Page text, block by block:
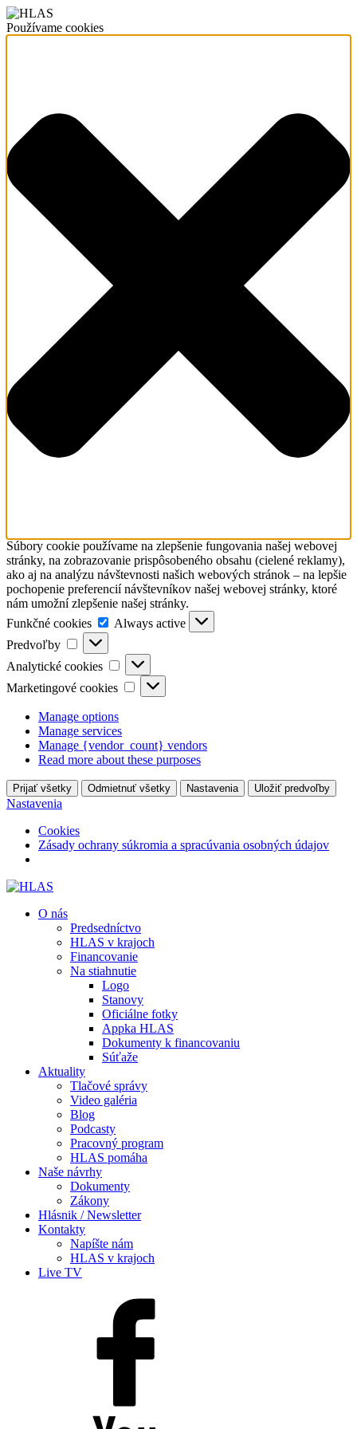
Používame cookies
Súbory cookie používame na zlepšenie fungovania našej webovej
stránky, na zobrazovanie prispôsobeného obsahu (cielené reklamy),
ako aj na analýzu návštevnosti našich webových stránok – na lepšie
pochopenie preferencií návštevníkov našej webovej stránky, ktoré
nám umožní zlepšenie našej stránky.
Funkčné cookies
Funkčné
cookies
Always active
Predvoľby
Predvoľby
Analytické cookies
Analytické
cookies
Marketingové cookies
Marketingové
cookies
Manage options
Manage services
Manage {vendor_count} vendors
Read more about these purposes
Prijať všetky Odmietnuť všetky Nastavenia Uložiť predvoľby
Nastavenia
Cookies
Zásady ochrany súkromia a spracúvania osobných údajov
O nás
Predsedníctvo
HLAS v krajoch
Financovanie
Na stiahnutie
Logo
Stanovy
Oficiálne fotky
Appka HLAS
Dokumenty k financovaniu
Súťaže
Aktuality
Tlačové správy
Video galéria
Blog
Podcasty
Pracovný program
HLAS pomáha
Naše návrhy
Dokumenty
Zákony
Hlásnik / Newsletter
Kontakty
Napíšte nám
HLAS v krajoch
Live TV